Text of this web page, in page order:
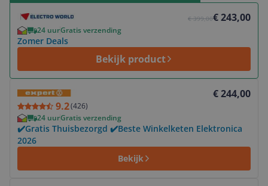
€ 399,00€ 243,00
24 uurGratis verzending
Zomer Deals
Bekijk product
9.2(426)
€ 244,00
24 uurGratis verzending
✔️Gratis Thuisbezorgd ✔️Beste Winkelketen Elektronica
2026
Bekijk